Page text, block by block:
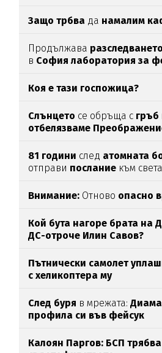
Защо трбва да намалим
Продължава разследването
в София лаборатория за
Коя е тази госпожица?
Слънцето се обръща с гръб
отбелязваме
81 години след атомната
отправи послание към света
Внимание: Отново опасно
Кой бута нагоре брата на
ДС-отроче Илин Савов?
Пътнически самолет
с хеликоптера му
След буря в мрежата:
профила си във фейсук
Калоян Паргов: БСП